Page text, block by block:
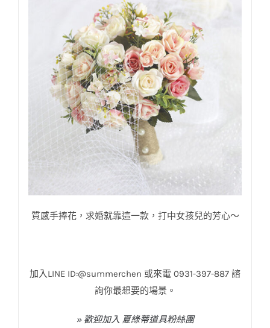
質感手捧花，求婚就靠這一款，打中女孩兒的芳心～
加入LINE ID:@summerchen 或來電 0931-397-887 諮
詢你最想要的場景。
» 歡迎加入 夏綠蒂道具粉絲團